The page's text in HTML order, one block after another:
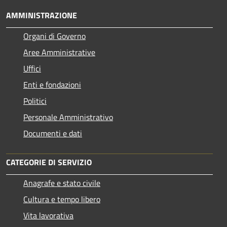
AMMINISTRAZIONE
Organi di Governo
Aree Amministrative
Uffici
Enti e fondazioni
Politici
Personale Amministrativo
Documenti e dati
CATEGORIE DI SERVIZIO
Anagrafe e stato civile
Cultura e tempo libero
Vita lavorativa